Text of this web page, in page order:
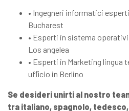
• Ingegneri informatici
Bucharest
• Esperti in sistema
Los angelea
• Esperti in Marketing lingua
ufﬁcio in Berlino
Se desideri unirti al nostro
tra italiano, spagnolo,